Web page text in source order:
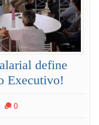
define
Executivo!
0